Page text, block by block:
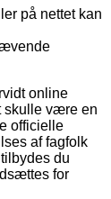
på nettet kan
online
skulle være en
officielle
af fagfolk
du
for